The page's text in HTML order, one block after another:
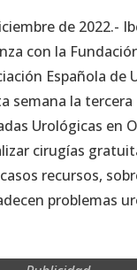
de 2022.-
con la
Española de
semana la
Urológicas en
cirugías
recursos,
problemas